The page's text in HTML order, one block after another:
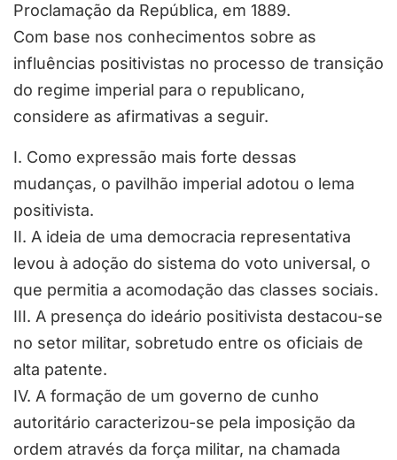
Proclamação da República, em 1889.
Com base nos conhecimentos sobre as
influências positivistas no processo de transição
do regime imperial para o republicano,
considere as afirmativas a seguir.
I. Como expressão mais forte dessas
mudanças, o pavilhão imperial adotou o lema
positivista.
II. A ideia de uma democracia representativa
levou à adoção do sistema do voto universal, o
que permitia a acomodação das classes sociais.
III. A presença do ideário positivista destacou-se
no setor militar, sobretudo entre os oficiais de
alta patente.
IV. A formação de um governo de cunho
autoritário caracterizou-se pela imposição da
ordem através da força militar, na chamada